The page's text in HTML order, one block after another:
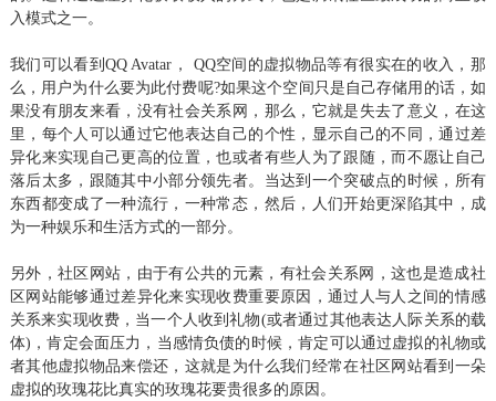
入模式之一。
我们可以看到QQ Avatar， QQ空间的虚拟物品等有很实在的收入，那
么，用户为什么要为此付费呢?如果这个空间只是自己存储用的话，如
果没有朋友来看，没有社会关系网，那么，它就是失去了意义，在这
里，每个人可以通过它他表达自己的个性，显示自己的不同，通过差
异化来实现自己更高的位置，也或者有些人为了跟随，而不愿让自己
落后太多，跟随其中小部分领先者。当达到一个突破点的时候，所有
东西都变成了一种流行，一种常态，然后，人们开始更深陷其中，成
为一种娱乐和生活方式的一部分。
另外，社区网站，由于有公共的元素，有社会关系网，这也是造成社
区网站能够通过差异化来实现收费重要原因，通过人与人之间的情感
关系来实现收费，当一个人收到礼物(或者通过其他表达人际关系的载
体)，肯定会面压力，当感情负债的时候，肯定可以通过虚拟的礼物或
者其他虚拟物品来偿还，这就是为什么我们经常在社区网站看到一朵
虚拟的玫瑰花比真实的玫瑰花要贵很多的原因。